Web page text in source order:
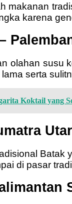
makanan
karena
olahan susu
serta
Koktail yang
Batak
di pasar